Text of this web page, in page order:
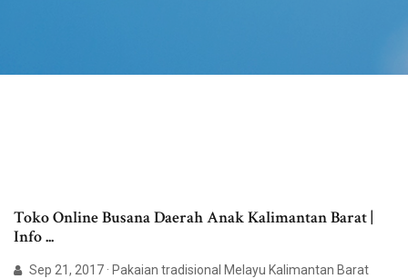
Toko Online Busana Daerah Anak Kalimantan Barat |
Info ...
Sep 21, 2017 · Pakaian tradisional Melayu Kalimantan Barat